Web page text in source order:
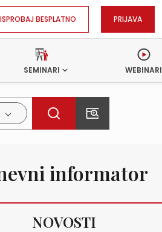
ISPROBAJ BESPLATNO PRIJAVA
SEMINARI WEBINARI
informator
NOVOSTI